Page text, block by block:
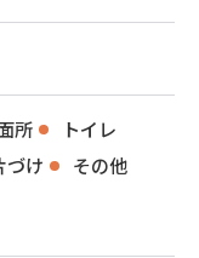
所
トイレ
づけ その他